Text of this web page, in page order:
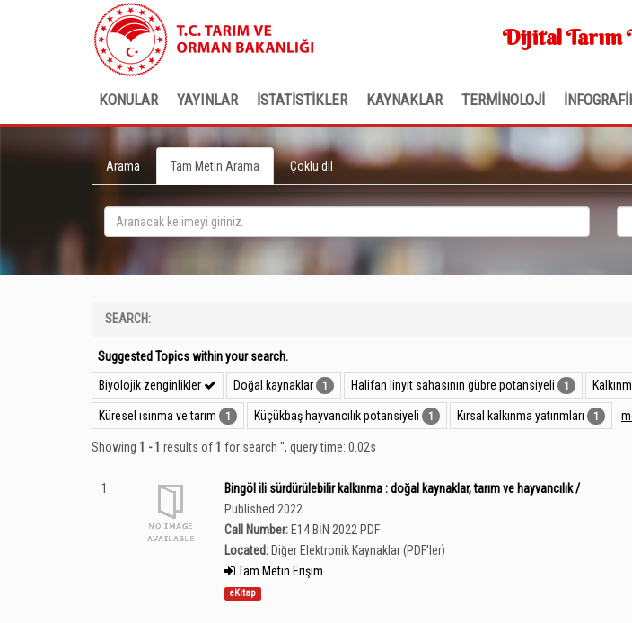
Dijital Tarım
KONULAR YAYINLAR İSTATİSTİKLER KAYNAKLAR TERMİNOLOJİ
Arama Tam Metin Arama Çoklu dil
SEARCH:
Suggested Topics within your search.
Biyolojik zenginlikler
Doğal kaynaklar 1 Halifan linyit sahasının gübre potansiyeli 1
Küresel ısınma ve tarım 1 Küçükbaş hayvancılık potansiyeli 1 Kırsal kalkınma yatırımları 1
Showing 1 - 1 results of1 for search '', query time: 0.02s
1
Bingöl ili sürdürülebilir kalkınma : doğal kaynaklar, tarım ve hayvancılık /
Published 2022
Call Number: E14 BİN 2022 PDF
Located: Diğer Elektronik Kaynaklar (PDF'ler)
Tam Metin Erişim
eKitap